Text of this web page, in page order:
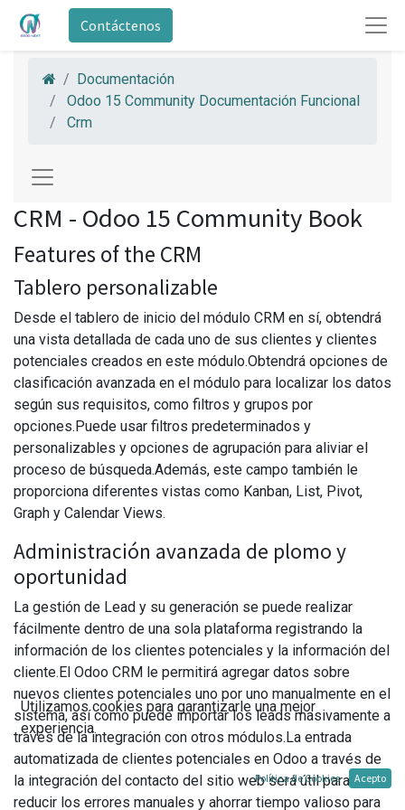
Contáctenos
Documentación
Odoo 15 Community Documentación Funcional
Crm
CRM - Odoo 15 Community Book
Features of the CRM
Tablero personalizable
Desde el tablero de inicio del módulo CRM en sí, obtendrá
una vista detallada de cada uno de sus clientes y clientes
potenciales creados en este módulo.Obtendrá opciones de
clasificación avanzada en el módulo para localizar los datos
según sus requisitos, como filtros y grupos por
opciones.Puede usar filtros predeterminados y
personalizables y opciones de agrupación para aliviar el
proceso de búsqueda.Además, este campo también le
proporciona diferentes vistas como Kanban, List, Pivot,
Graph y Calendar Views.
Administración avanzada de plomo y
oportunidad
La gestión de Lead y su generación se puede realizar
fácilmente dentro de una sola plataforma registrando la
información de los clientes potenciales y la información del
cliente.El Odoo CRM le permitirá agregar datos sobre
nuevos clientes potenciales uno por uno manualmente en el
sistema, así como puede importar los leads masivamente a
través de la integración con otros módulos.La entrada
automatizada de clientes potenciales en Odoo a través de
la integración del contacto del sitio web será útil para
reducir los errores manuales y ahorrar tiempo valioso para
Utilizamos cookies para garantizarle una mejor
experiencia.
Política de Cookies Acepto